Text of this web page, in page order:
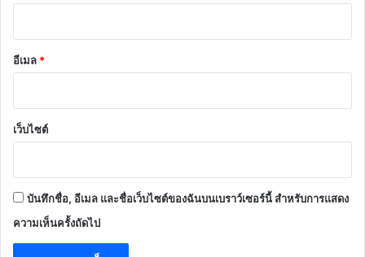
อีเมล *
เว็บไซต์
บันทึกชื่อ, อีเมล และชื่อเว็บไซต์ของฉันบนเบราว์เซอร์นี้ สำหรับการแสดง
ความเห็นครั้งถัดไป